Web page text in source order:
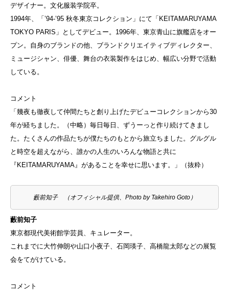
デザイナー。文化服装学院卒。
1994年、「’94-’95 秋冬東京コレクション」にて「KEITAMARUYAMA
TOKYO PARIS」としてデビュー。1996年、東京青山に旗艦店をオー
プン。自身のブランドの他、ブランドクリエイティブディレクター、
ミュージシャン、俳優、舞台の衣装製作をはじめ、幅広い分野で活動
している。
コメント
「幾夜も徹夜して仲間たちと創り上げたデビューコレクションから30
年が経ちました。（中略）毎日毎日、ずうーっと作り続けてきまし
た。たくさんの作品たちが僕たちのもとから旅立ちました。グルグル
と時空を超えながら、誰かの人生のいろんな物語と共に
『KEITAMARUYAMA』があることを幸せに思います。」（抜粋）
藪前知子 （オフィシャル提供、Photo by Takehiro Goto）
藪前知子
東京都現代美術館学芸員、キュレーター。
これまでに大竹伸朗や山口小夜子、石岡瑛子、高橋龍太郎などの展覧
会をてがけている。
コメント